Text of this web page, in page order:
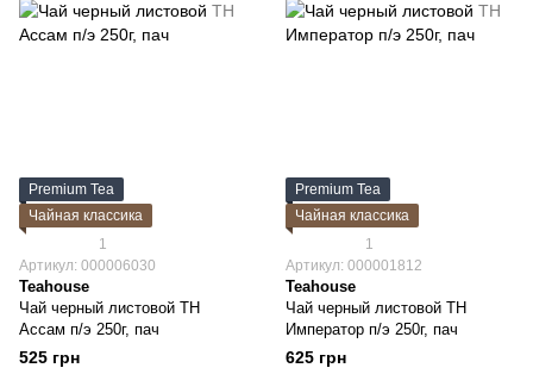
Premium Tea
Чайная классика
1
Артикул: 000006030
Teahouse
Чай черный листовой TH
Ассам п/э 250г, пач
525 грн
Premium Tea
Чайная классика
1
Артикул: 000001812
Teahouse
Чай черный листовой TH
Император п/э 250г, пач
625 грн